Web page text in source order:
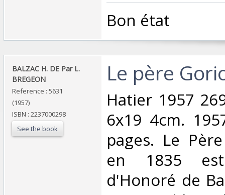
‎Bon état‎
‎BALZAC H. DE Par L.
BREGEON‎
Reference : 5631
(1957)
ISBN : 2237000298
See the book
‎Le père
‎Hatier 1957
6x19 4cm.
pages. Le
en 1835
d'Honoré de